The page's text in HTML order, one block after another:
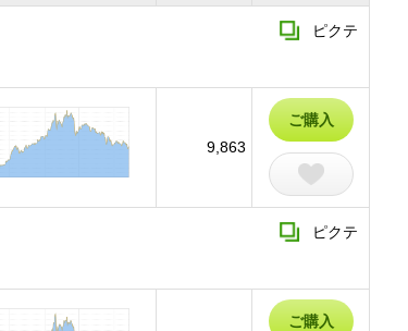
ピクテ
9,863
ご購入
ピクテ
ご購入